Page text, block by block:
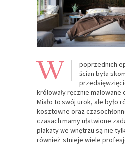
W
poprzednich
ścian była
królowały ręcznie malowane
Miało to swój urok, ale było
kosztowne oraz
czasach mamy ułatwione
plakaty we wnętrzu są nie
również istnieje wiele